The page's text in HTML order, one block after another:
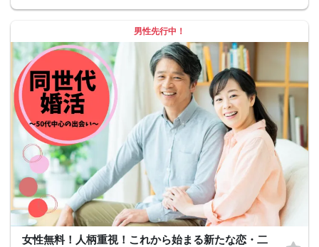
男性先行中！
女性無料！人柄重視！これから始まる新たな恋・二